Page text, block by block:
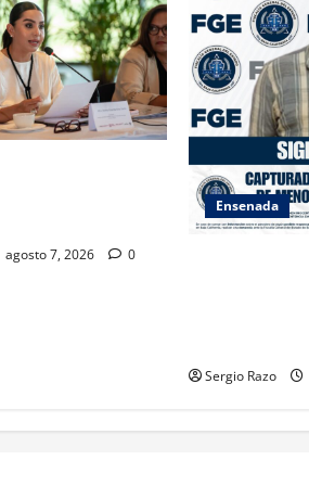
agosto 7, 2026 0
Ensenada
Sergio Razo